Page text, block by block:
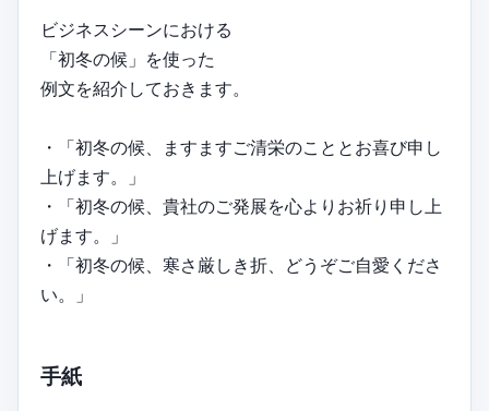
ビジネスシーンにおける
「初冬の候」を使った
例文を紹介しておきます。
・「初冬の候、ますますご清栄のこととお喜び申し
上げます。」
・「初冬の候、貴社のご発展を心よりお祈り申し上
げます。」
・「初冬の候、寒さ厳しき折、どうぞご自愛くださ
い。」
手紙